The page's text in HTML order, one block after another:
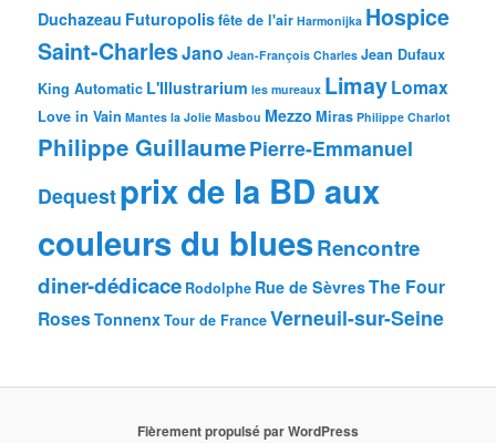
Duchazeau Futuropolisfête de l'air Harmonijka Hospice
Saint-CharlesJano Jean-François Charles Jean Dufaux
King Automatic L'Illustrarium les mureaux LimayLomax
Love in Vain Mantes la Jolie Masbou Mezzo Miras Philippe Charlot
Philippe GuillaumePierre-Emmanuel
Dequestprix de la BD aux
couleurs du bluesRencontre
diner-dédicace Rodolphe Rue de SèvresThe Four
RosesTonnenxTour de FranceVerneuil-sur-Seine
Fièrement propulsé par WordPress